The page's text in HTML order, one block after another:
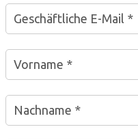
Geschäftliche E-Mail *
Vorname *
Nachname *